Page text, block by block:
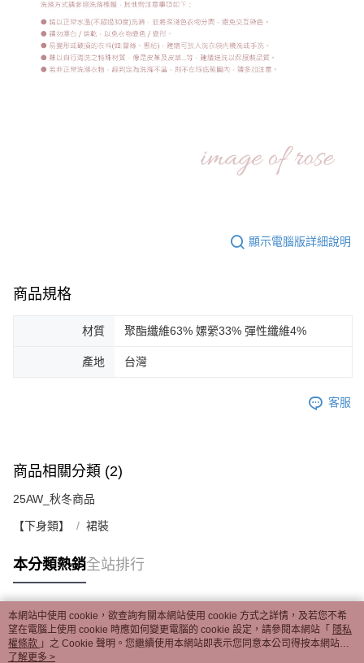
顯示電腦版詳細說明
商品規格
材質 聚酯纖維63% 嫘縈33% 彈性纖維4%
產地 台灣
客服
商品相關分類 (2)
25AW_秋冬商品
【下身類】 裙裝
本分類熱銷全站排行
熱門標籤
本網站中使用 cookie，欲查詢有關本網站使用 cookie 方式之詳情，及若您不希
望在電腦上使用 cookie 時應如何變更電腦的 cookie 設定，請參閱本網站「 隱私
權條款 」之 Cookie 聲明。您繼續使用本網站即表示您同意本公司得按本網站使
用條款之 Cookie 聲明使用 cookie。
了解更多 >